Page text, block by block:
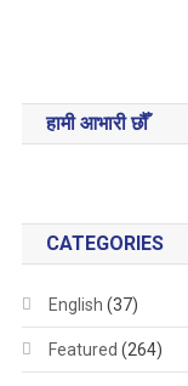
हामी आभारी छौँ
CATEGORIES
English (37)
Featured (264)